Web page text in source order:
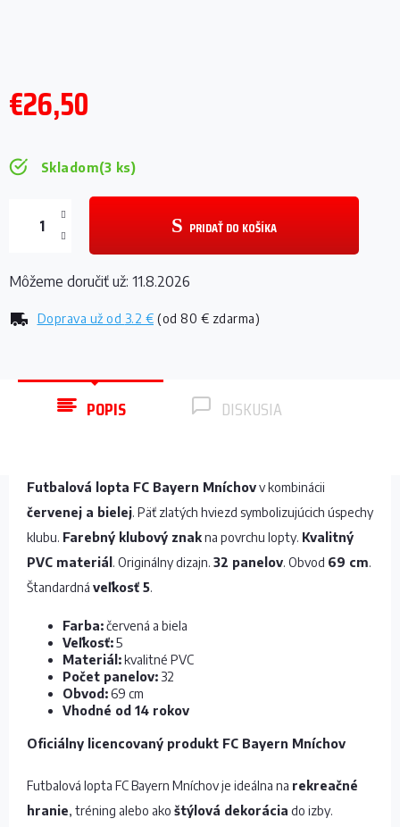
€26,50
Skladom(3 ks)
Doprava už od 3.2 € (od 80 € zdarma)
PRIDAŤ DO KOŠÍKA
Môžeme doručiť už: 11.8.2026
POPIS DISKUSIA
Futbalová lopta FC Bayern Mníchovv kombinácii
červenej a bielej. Päť zlatých hviezd symbolizujúcich úspechy
klubu. Farebný klubový znakna povrchu lopty. Kvalitný
PVC materiál . Originálny dizajn. 32 panelov. Obvod 69 cm.
Štandardná veľkosť 5.
Farba:červená a biela
Veľkosť:5
Materiál:kvalitné PVC
Počet panelov: 32
Obvod:69 cm
Vhodné od 14 rokov
Oficiálny licencovaný produkt FC Bayern Mníchov
Futbalová lopta FC Bayern Mníchov je ideálna na rekreačné
hranie, tréning alebo ako štýlová dekorácia do izby.